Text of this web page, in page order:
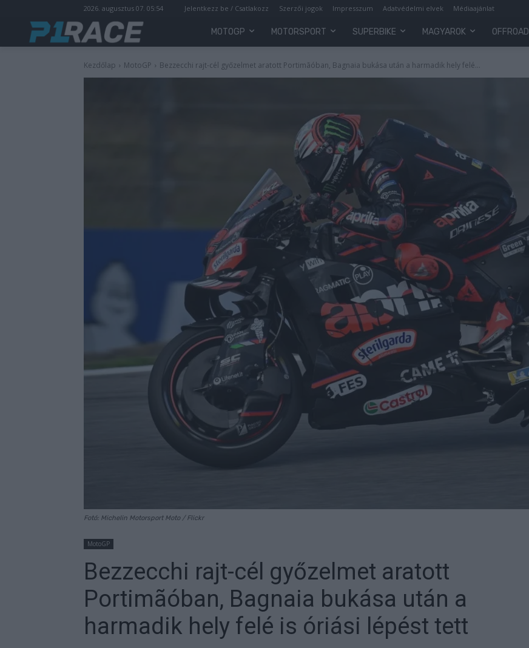
2026. augusztus 07. 05:54 Jelentkezz be / Csatlakozz Szerzői jogok Impresszum Adatvédelmi elvek Médiaajánlat
MOTOGP MOTORSPORT SUPERBIKE MAGYAROK OFFROAD
Kezdőlap MotoGP Bezzecchi rajt-cél győzelmet aratott Portimãóban, Bagnaia bukása után a harmadik hely felé...
Fotó: Michelin Motorsport Moto / Flickr
MotoGP
Bezzecchi rajt-cél győzelmet aratott
Portimãóban, Bagnaia bukása után a
harmadik hely felé is óriási lépést tett